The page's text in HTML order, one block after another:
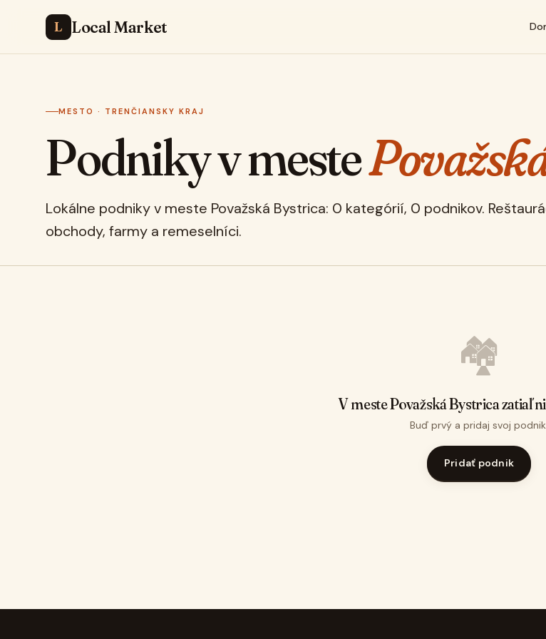
L Local Market
MESTO · TRENČIANSKY KRAJ
Podniky v meste
Lokálne podniky v meste Považská Bystrica: 0 kategórií, 0 podnikov.
obchody, farmy a remeselníci.
🏘️
V meste Považská Bystrica zatiaľ
Buď prvý a pridaj svoj
Pridať podnik